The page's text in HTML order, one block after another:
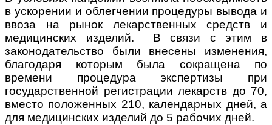
в ускорении и облегчении процедуры вывода и
ввоза на рынок лекарственных средств и
медицинских изделий. В связи с этим в
законодательство были внесены изменения,
благодаря которым была сокращена по
времени процедура экспертизы при
государственной регистрации лекарств до 70,
вместо положенных 210, календарных дней, а
для медицинских изделий до 5 рабочих дней.